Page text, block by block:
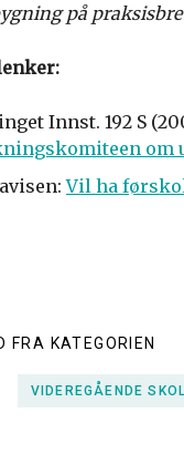
på
Innst. 192 S
om
Vil ha
FRA KATEGORIEN
VIDEREGÅENDE